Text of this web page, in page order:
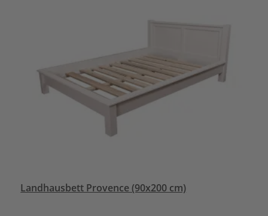
Landhausbett Provence (90x200 cm)